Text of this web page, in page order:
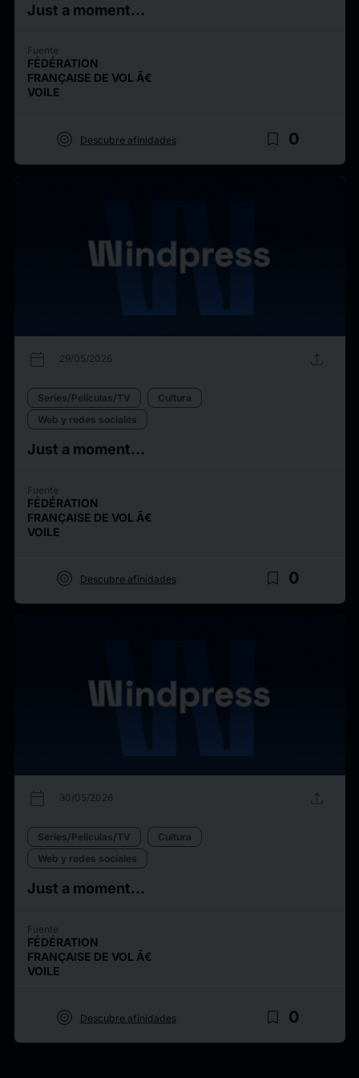
Just a moment...
Fuente
FÉDÉRATION
FRANÇAISE DE VOL Ã€
VOILE
target Descubre afinidades bookmark_border 0
calendar_today 29/05/2026 upload
Series/Películas/TV
Cultura
Web y redes sociales
Just a moment...
Fuente
FÉDÉRATION
FRANÇAISE DE VOL Ã€
VOILE
target Descubre afinidades bookmark_border 0
calendar_today 30/05/2026 upload
Series/Películas/TV
Cultura
Web y redes sociales
Just a moment...
Fuente
FÉDÉRATION
FRANÇAISE DE VOL Ã€
VOILE
target Descubre afinidades bookmark_border 0